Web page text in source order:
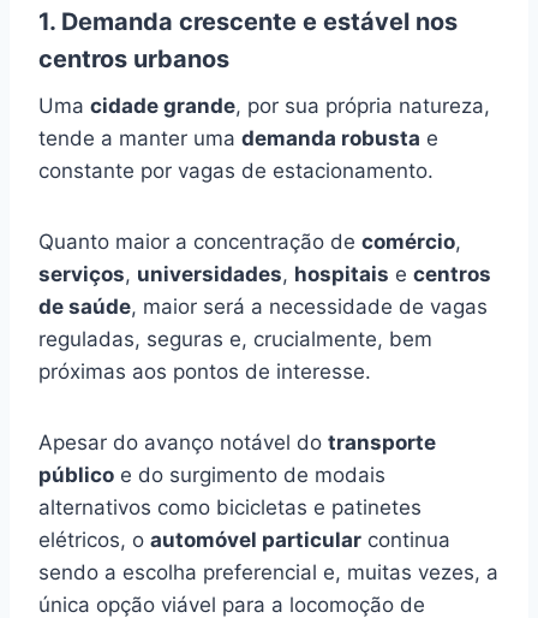
1. Demanda crescente e estável nos
centros urbanos
Uma cidade grande, por sua própria natureza,
tende a manter uma demanda robusta e
constante por vagas de estacionamento.
Quanto maior a concentração de comércio,
serviços, universidades, hospitais e centros
de saúde, maior será a necessidade de vagas
reguladas, seguras e, crucialmente, bem
próximas aos pontos de interesse.
Apesar do avanço notável do transporte
público e do surgimento de modais
alternativos como bicicletas e patinetes
elétricos, o automóvel particular continua
sendo a escolha preferencial e, muitas vezes, a
única opção viável para a locomoção de